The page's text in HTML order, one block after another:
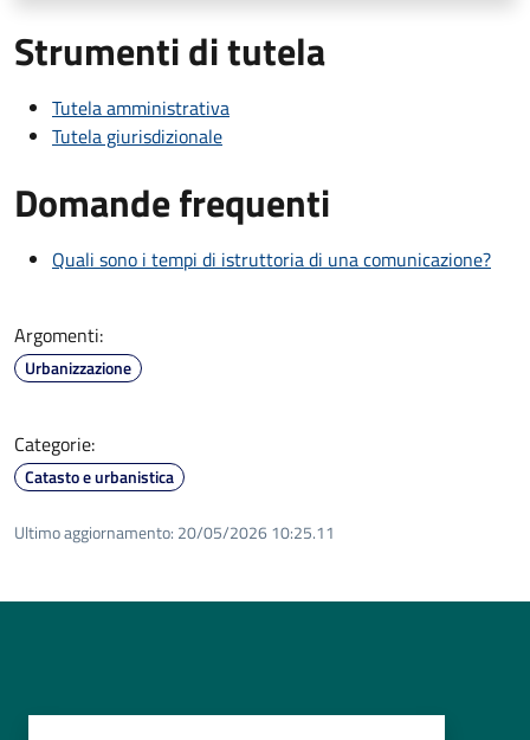
Strumenti di tutela
Tutela amministrativa
Tutela giurisdizionale
Domande frequenti
Quali sono i tempi di istruttoria di una comunicazione?
Argomenti:
Urbanizzazione
Categorie:
Catasto e urbanistica
Ultimo aggiornamento: 20/05/2026 10:25.11